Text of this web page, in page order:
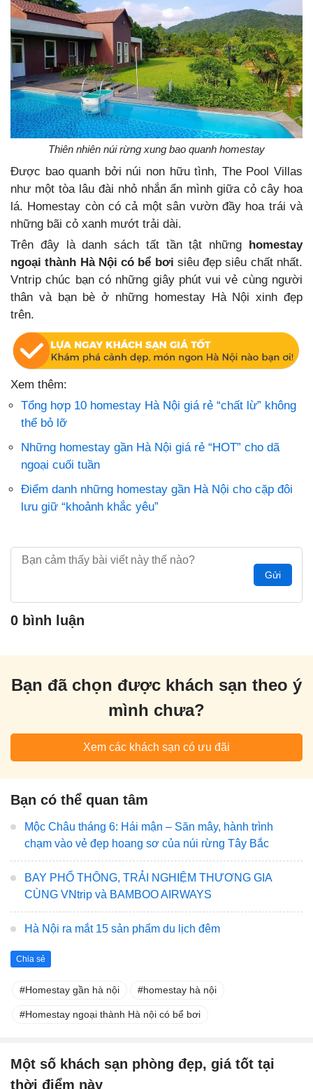
Thiên nhiên núi rừng xung bao quanh homestay
Được bao quanh bởi núi non hữu tình, The Pool Villas
như một tòa lâu đài nhỏ nhắn ẩn mình giữa cỏ cây hoa
lá. Homestay còn có cả một sân vườn đầy hoa trái và
những bãi cỏ xanh mướt trải dài.
Trên đây là danh sách tất tần tật những
homestay
ngoại thành Hà Nội có bể bơi siêu đẹp siêu chất nhất.
Vntrip chúc bạn có những giây phút vui vẻ cùng người
thân và bạn bè ở những homestay Hà Nội xinh đẹp
trên.
Xem thêm:
Tổng hợp 10 homestay Hà Nội giá rẻ “chất lừ” không
thể bỏ lỡ
Những homestay gần Hà Nội giá rẻ “HOT” cho dã
ngoại cuối tuần
Điểm danh những homestay gần Hà Nội cho cặp đôi
lưu giữ “khoảnh khắc yêu”
Gửi
0 bình luận
Bạn đã chọn được khách sạn theo ý
mình chưa?
Xem các khách sạn có ưu đãi
Bạn có thể quan tâm
Mộc Châu tháng 6: Hái mận – Săn mây, hành trình
chạm vào vẻ đẹp hoang sơ của núi rừng Tây Bắc
BAY PHỔ THÔNG, TRẢI NGHIỆM THƯƠNG GIA
CÙNG VNtrip và BAMBOO AIRWAYS
Hà Nội ra mắt 15 sản phẩm du lịch đêm
Chia sẻ
Homestay gần hà nội homestay hà nội
Homestay ngoại thành Hà nội có bể bơi
Một số khách sạn phòng đẹp, giá tốt tại
thời điểm này